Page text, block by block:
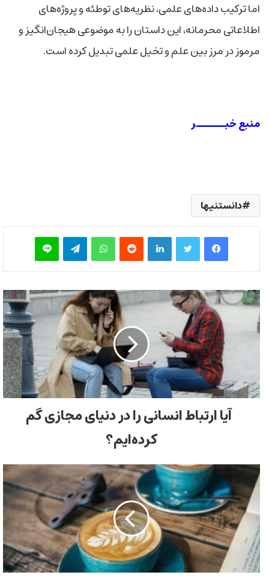
اما ترکیب داده‌های علمی، نظریه‌های توطئه و پروژه‌های
اطلاعاتی محرمانه، این داستان را به موضوعی هیجان‌انگیز و
مرموز در مرز بین علم و تخیل علمی تبدیل کرده است.
منبع خبــــــر
دانستنیها
فیس بوک توییتر لینکدین‫رددیت واتس آپ تلگرام لاین
آیا ارتباط انسانی را در دنیای مجازی گم
کرده‌ایم؟